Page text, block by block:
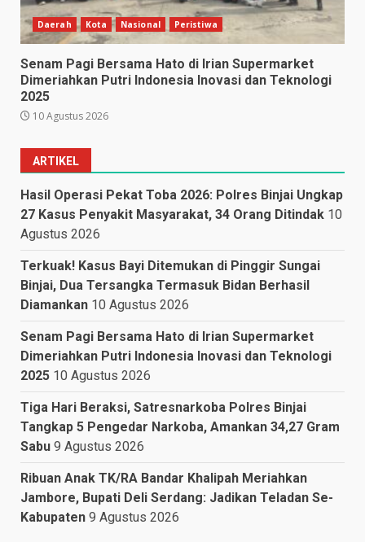
Daerah Kota Nasional Peristiwa
Senam Pagi Bersama Hato di Irian Supermarket
Dimeriahkan Putri Indonesia Inovasi dan Teknologi
2025
10 Agustus 2026
ARTIKEL
Hasil Operasi Pekat Toba 2026: Polres Binjai Ungkap
27 Kasus Penyakit Masyarakat, 34 Orang Ditindak 10
Agustus 2026
Terkuak! Kasus Bayi Ditemukan di Pinggir Sungai
Binjai, Dua Tersangka Termasuk Bidan Berhasil
Diamankan 10 Agustus 2026
Senam Pagi Bersama Hato di Irian Supermarket
Dimeriahkan Putri Indonesia Inovasi dan Teknologi
2025 10 Agustus 2026
Tiga Hari Beraksi, Satresnarkoba Polres Binjai
Tangkap 5 Pengedar Narkoba, Amankan 34,27 Gram
Sabu 9 Agustus 2026
Ribuan Anak TK/RA Bandar Khalipah Meriahkan
Jambore, Bupati Deli Serdang: Jadikan Teladan Se-
Kabupaten 9 Agustus 2026